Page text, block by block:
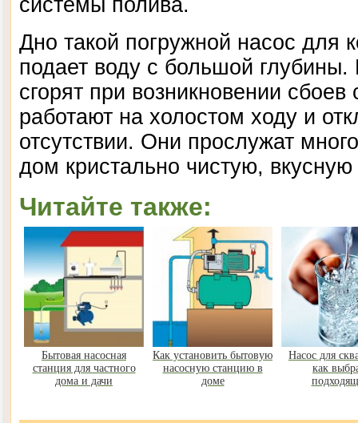
системы полива.
Дно такой погружной насос для
подает воду с большой
сгорят при возникновении
работают на холостом ходу и
отсутствии. Они прослужат
дом кристально чистую, вкусную
Читайте также:
Бытовая насосная
станция для частного
дома и дачи
Как установить бытовую
насосную станцию в
доме
Насос для
как